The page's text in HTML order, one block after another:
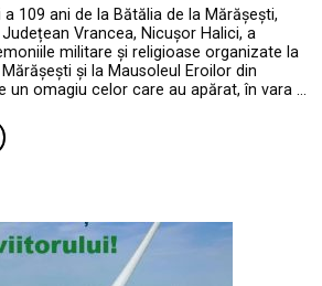
109 ani de la Bătălia de la Mărășești,
Vrancea, Nicușor Halici, a
militare și religioase organizate la
și la Mausoleul Eroilor din
un omagiu celor care au apărat, în vara …